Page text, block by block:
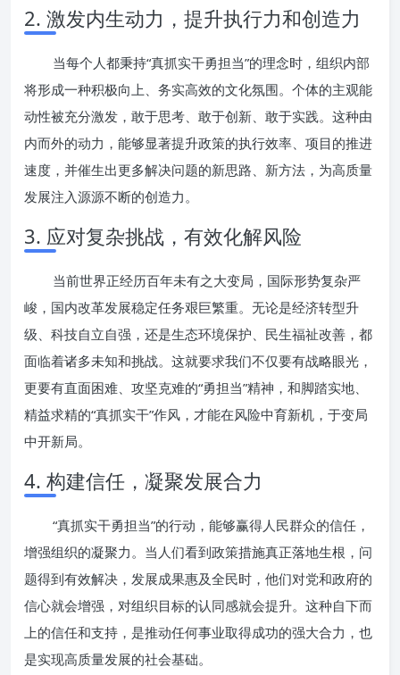
2. 激发内生动力，提升执行力和创造力
当每个人都秉持“真抓实干勇担当”的理念时，组织内部
将形成一种积极向上、务实高效的文化氛围。个体的主观能
动性被充分激发，敢于思考、敢于创新、敢于实践。这种由
内而外的动力，能够显著提升政策的执行效率、项目的推进
速度，并催生出更多解决问题的新思路、新方法，为高质量
发展注入源源不断的创造力。
3. 应对复杂挑战，有效化解风险
当前世界正经历百年未有之大变局，国际形势复杂严
峻，国内改革发展稳定任务艰巨繁重。无论是经济转型升
级、科技自立自强，还是生态环境保护、民生福祉改善，都
面临着诸多未知和挑战。这就要求我们不仅要有战略眼光，
更要有直面困难、攻坚克难的“勇担当”精神，和脚踏实地、
精益求精的“真抓实干”作风，才能在风险中育新机，于变局
中开新局。
4. 构建信任，凝聚发展合力
“真抓实干勇担当”的行动，能够赢得人民群众的信任，
增强组织的凝聚力。当人们看到政策措施真正落地生根，问
题得到有效解决，发展成果惠及全民时，他们对党和政府的
信心就会增强，对组织目标的认同感就会提升。这种自下而
上的信任和支持，是推动任何事业取得成功的强大合力，也
是实现高质量发展的社会基础。